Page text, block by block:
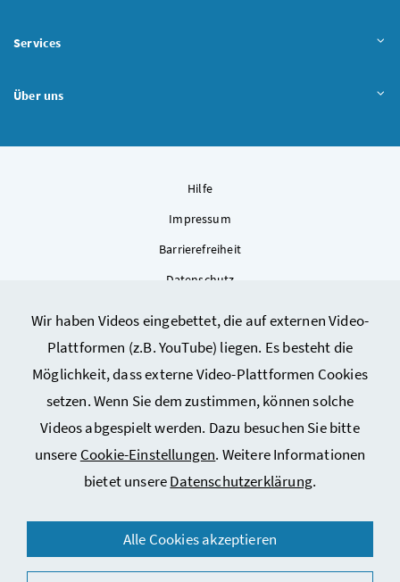
Wir haben Videos eingebettet, die auf externen Video-
Plattformen (z.B. YouTube) liegen. Es besteht die
Möglichkeit, dass externe Video-Plattformen Cookies
setzen. Wenn Sie dem zustimmen, können solche
Videos abgespielt werden. Dazu besuchen Sie bitte
unsere Cookie-Einstellungen. Weitere Informationen
bietet unsereDatenschutzerklärung.
Alle Cookies akzeptieren
Services
Über uns
Hilfe
Impressum
Barrierefreiheit
Datenschutz
Sitemap
Cookie-Einstellungen
© 2026 Bundesministerium für Arbeit, Soziales, Gesundheit,
Pflege und Konsumentenschutz